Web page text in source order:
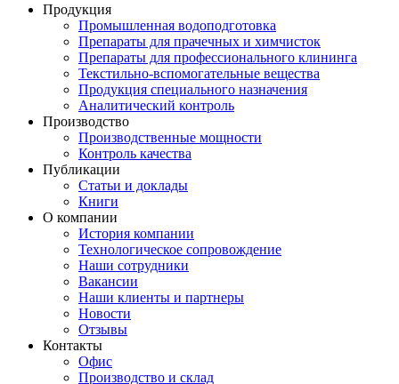
Продукция
Промышленная водоподготовка
Препараты для прачечных и химчисток
Препараты для профессионального клининга
Текстильно-вспомогательные вещества
Продукция специального назначения
Аналитический контроль
Производство
Производственные мощности
Контроль качества
Публикации
Статьи и доклады
Книги
О компании
История компании
Технологическое сопровождение
Наши сотрудники
Вакансии
Наши клиенты и партнеры
Новости
Отзывы
Контакты
Офис
Производство и склад